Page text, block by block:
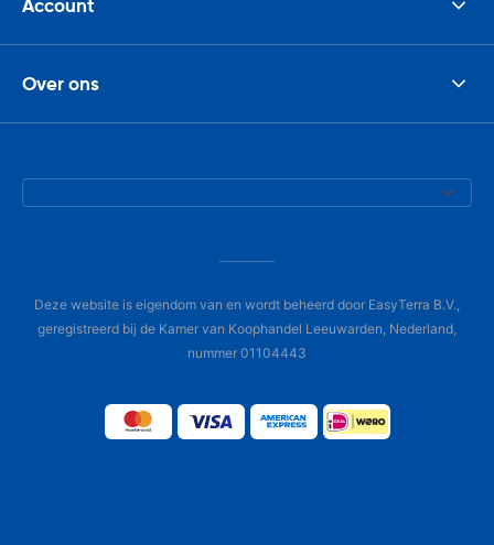
Account
Over ons
Deze website is eigendom van en wordt beheerd door EasyTerra B.V.,
geregistreerd bij de Kamer van Koophandel Leeuwarden, Nederland,
nummer 01104443